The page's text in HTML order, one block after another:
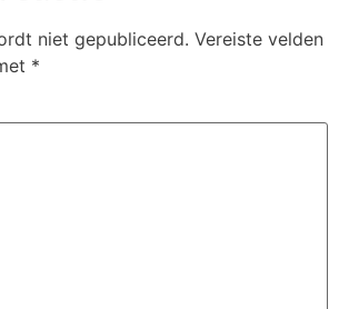
niet gepubliceerd. Vereiste velden
*